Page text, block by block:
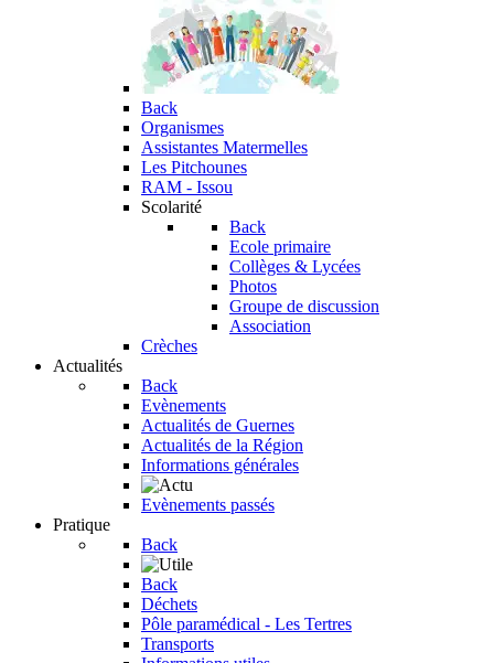
Back
Organismes
Assistantes Matermelles
Les Pitchounes
RAM - Issou
Scolarité
Back
Ecole primaire
Collèges & Lycées
Photos
Groupe de discussion
Association
Crèches
Actualités
Back
Evènements
Actualités de Guernes
Actualités de la Région
Informations générales
Evènements passés
Pratique
Back
Back
Déchets
Pôle paramédical - Les Tertres
Transports